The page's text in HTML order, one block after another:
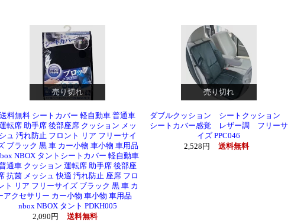
売り切れ 売り切れ
送料無料 シートカバー 軽自動車 普通車
転席 助手席 後部座席 クッション メッ
ュ 汚れ防止 フロント リア フリーサイ
ブラック 黒 車 カー小物 車小物 車用品
NBOX タントシートカバー 軽自動車
通車 クッション 運転席 助手席 後部座
抗菌 メッシュ 快適 汚れ防止 座席 フロ
ト リア フリーサイズ ブラック 黒 車 カ
アクセサリー カー小物 車小物 車用品
nbox NBOX タント PDKH005
2,090円
送料無料
ダブルクッション シートクッション
シートカバー感覚 レザー調 フリーサ
イズ PPC046
2,528円
送料無料